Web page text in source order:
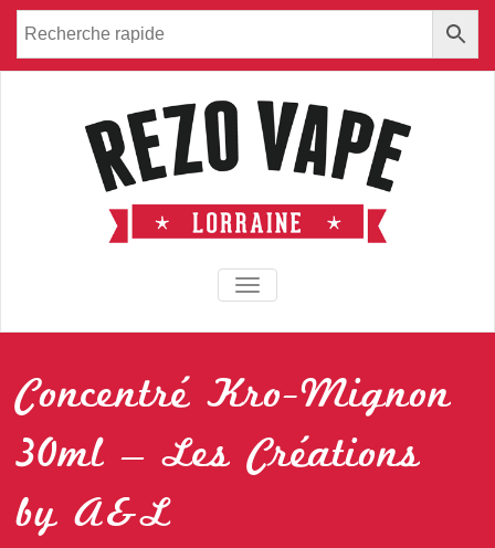
TOGGLE NAVIGATION
Concentré Kro-Mignon
30ml – Les Créations
by A&L